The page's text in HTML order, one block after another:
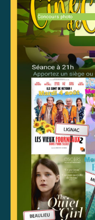
Concours photo